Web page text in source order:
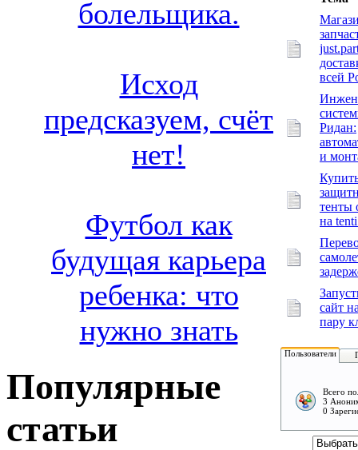
болельщика.
Исход
предсказуем, счёт
нет!
Футбол как
будущая карьера
ребенка: что
нужно знать
Популярные
статьи
всей
Ридан:
и
тенты
на
сайт
пару
Пользователи
Всего
3
0